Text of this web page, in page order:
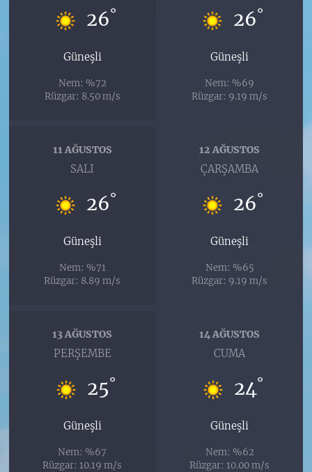
26°
Güneşli
Nem: %72
Rüzgar: 8.50 m/s
26°
Güneşli
Nem: %69
Rüzgar: 9.19 m/s
11 AĞUSTOS
SALI
26°
Güneşli
Nem: %71
Rüzgar: 8.89 m/s
12 AĞUSTOS
ÇARŞAMBA
26°
Güneşli
Nem: %65
Rüzgar: 9.19 m/s
13 AĞUSTOS
PERŞEMBE
25°
Güneşli
Nem: %67
Rüzgar: 10.19 m/s
14 AĞUSTOS
CUMA
24°
Güneşli
Nem: %62
Rüzgar: 10.00 m/s